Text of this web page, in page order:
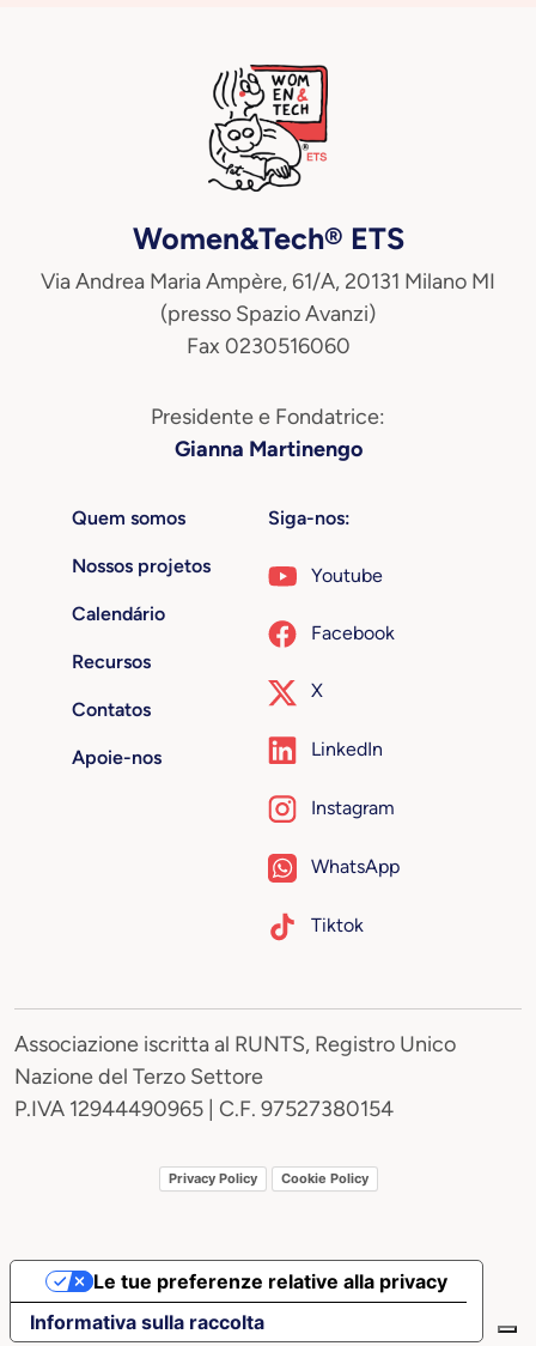
Women&Tech® ETS
Via Andrea Maria Ampère, 61/A, 20131 Milano MI
(presso Spazio Avanzi)
Fax 0230516060
Presidente e Fondatrice:
Gianna Martinengo
Quem somos
Nossos projetos
Calendário
Recursos
Contatos
Apoie-nos
Siga-nos:
Youtube
Facebook
X
LinkedIn
Instagram
WhatsApp
Tiktok
Associazione iscritta al RUNTS, Registro Unico
Nazione del Terzo Settore
P.IVA 12944490965 | C.F. 97527380154
Privacy Policy Cookie Policy
Informativa sulla raccolta
Le tue preferenze relative alla privacy